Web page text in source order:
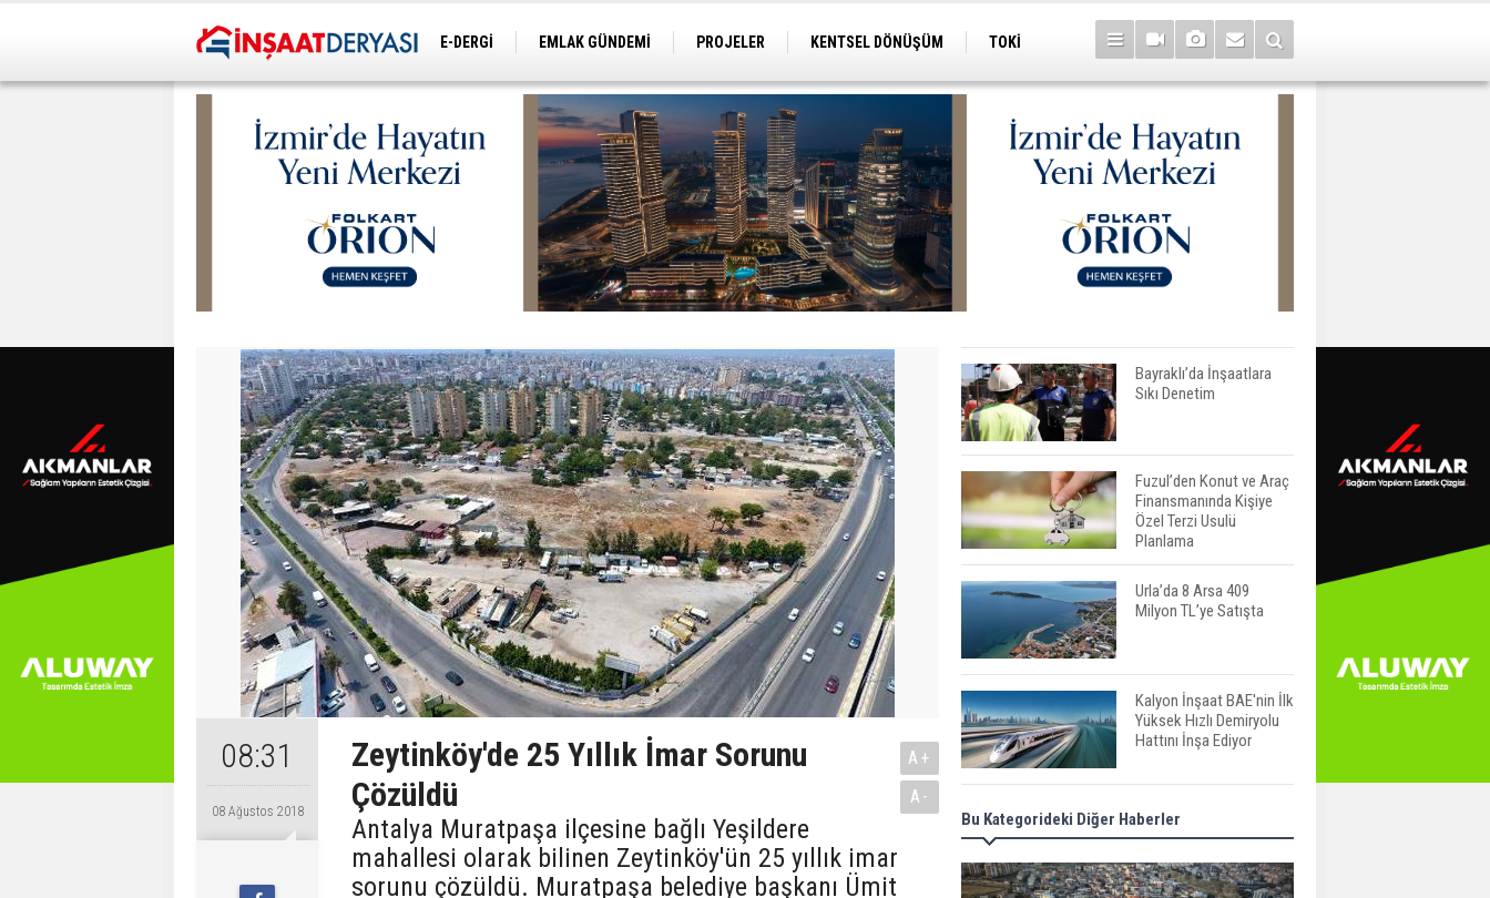
E-DERGİ EMLAK GÜNDEMİ PROJELER KENTSEL DÖNÜŞÜM
TOKİ
08:31
08 Ağustos 2018
Zeytinköy'de 25 Yıllık İmar Sorunu
Çözüldü
Antalya Muratpaşa ilçesine bağlı Yeşildere
mahallesi olarak bilinen Zeytinköy'ün 25 yıllık imar
sorunu çözüldü. Muratpaşa belediye başkanı Ümit
A+
A-
Bayraklı’da İnşaatlara
Sıkı Denetim
Fuzul’den Konut ve Araç
Finansmanında Kişiye
Özel Terzi Usulü
Planlama
Urla’da 8 Arsa 409
Milyon TL’ye Satışta
Kalyon İnşaat BAE'nin İlk
Yüksek Hızlı Demiryolu
Hattını İnşa Ediyor
ABD'de Konut Kredisi
Faizi Son Bir Yılın En
Bu Kategorideki Diğer Haberler